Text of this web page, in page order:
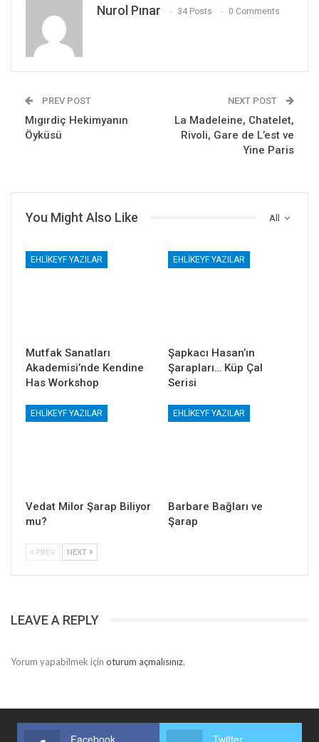
Nurol Pınar 34 Posts 0 Comments
PREV POST
Mıgırdiç Hekimyanın
Öyküsü
NEXT POST
La Madeleine, Chatelet,
Rivoli, Gare de L’est ve
Yine Paris
All
You Might Also Like
EHLIKEYF YAZILAR
Mutfak Sanatları
Akademisi’nde Kendine
Has Workshop
EHLIKEYF YAZILAR
Şapkacı Hasan’ın
Şarapları… Küp Çal
Serisi
EHLIKEYF YAZILAR
Vedat Milor Şarap Biliyor
mu?
EHLIKEYF YAZILAR
Barbare Bağları ve
Şarap
PREV NEXT
LEAVE A REPLY
Yorum yapabilmek için oturum açmalısınız.
Facebook Twitter